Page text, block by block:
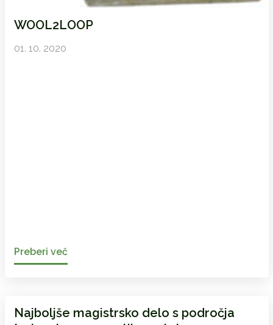
WOOL2LOOP
01. 10. 2020
Preberi več
Najboljše magistrsko delo s področja